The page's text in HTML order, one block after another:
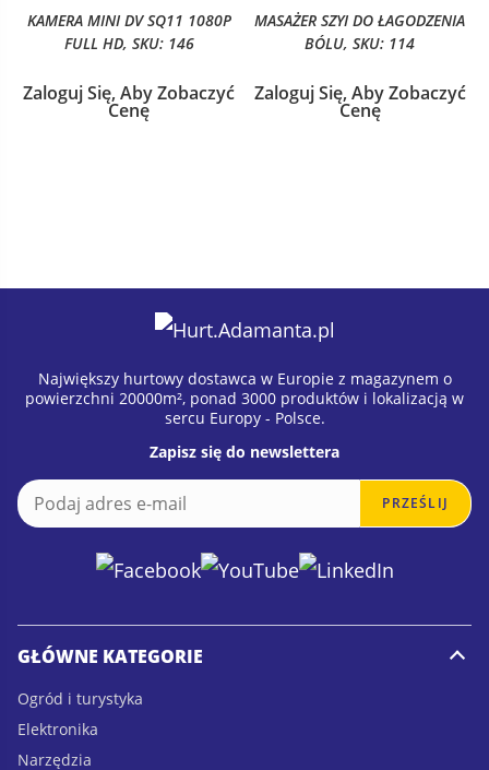
KAMERA MINI DV SQ11 1080P
FULL HD, SKU: 146
Zaloguj Się, Aby Zobaczyć
Cenę
MASAŻER SZYI DO ŁAGODZENIA
BÓLU, SKU: 114
Zaloguj Się, Aby Zobaczyć
Cenę
Największy hurtowy dostawca w Europie z magazynem o
powierzchni 20000m², ponad 3000 produktów i lokalizacją w
sercu Europy - Polsce.
Zapisz się do newslettera
a
l
m
i
E
m
PRZEŚLIJ
GŁÓWNE KATEGORIE
Ogród i turystyka
Elektronika
Narzędzia